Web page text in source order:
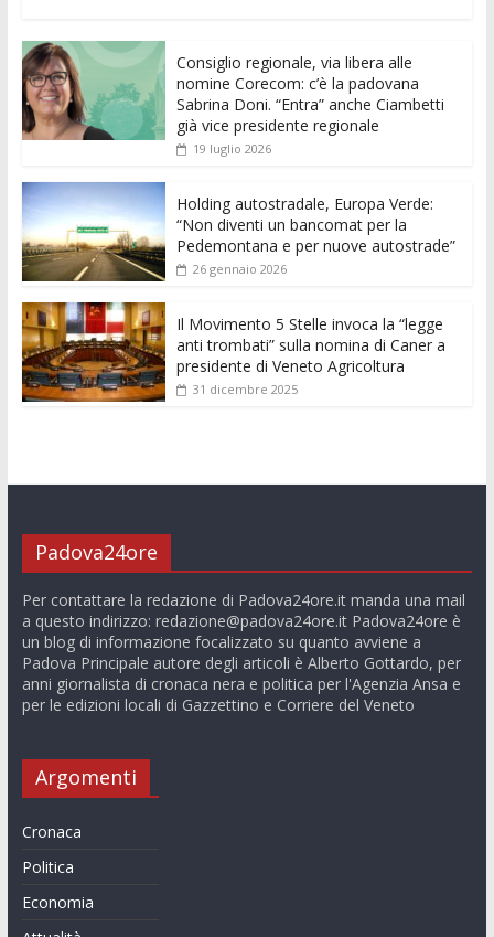
e
b
o
o
k
itt
er l
at
s
A
p
e
n
g
di
t
k
e
dI
n
di
vi
Consiglio regionale, via libera alle
nomine Corecom: c’è la padovana
Sabrina Doni. “Entra” anche Ciambetti
già vice presidente regionale
19 luglio 2026
Holding autostradale, Europa Verde:
“Non diventi un bancomat per la
Pedemontana e per nuove autostrade”
26 gennaio 2026
Il Movimento 5 Stelle invoca la “legge
anti trombati” sulla nomina di Caner a
presidente di Veneto Agricoltura
31 dicembre 2025
Padova24ore
Per contattare la redazione di Padova24ore.it manda una mail
a questo indirizzo: redazione@padova24ore.itPadova24ore è
un blog di informazione focalizzato su quanto avviene a
Padova Principale autore degli articoli è Alberto Gottardo, per
anni giornalista di cronaca nera e politica per l'Agenzia Ansa e
per le edizioni locali di Gazzettino e Corriere del Veneto
Argomenti
Cronaca
Politica
Economia